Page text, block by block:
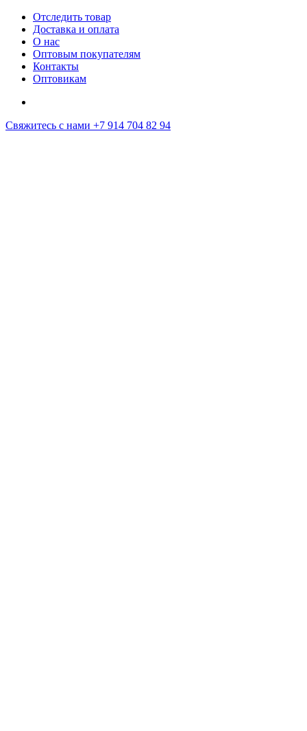
Отследить товар
Доставка и оплата
О нас
Оптовым покупателям
Контакты
Оптовикам
Свяжитесь с нами +7 914 704 82 94